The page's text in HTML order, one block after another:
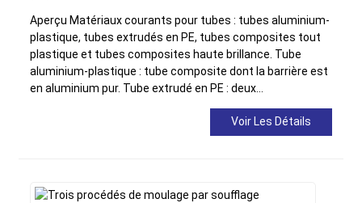
Aperçu Matériaux courants pour tubes : tubes aluminium-
plastique, tubes extrudés en PE, tubes composites tout
plastique et tubes composites haute brillance. Tube
aluminium-plastique : tube composite dont la barrière est
en aluminium pur. Tube extrudé en PE : deux…
Voir Les Détails